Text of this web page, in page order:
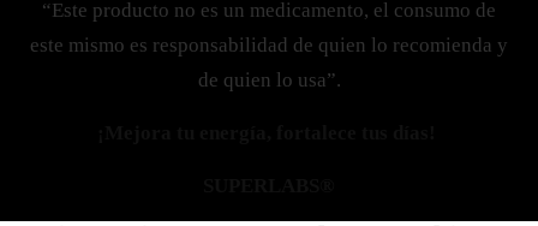
“Este producto no es un medicamento, el consumo de
este mismo es responsabilidad de quien lo recomienda y
de quien lo usa”.